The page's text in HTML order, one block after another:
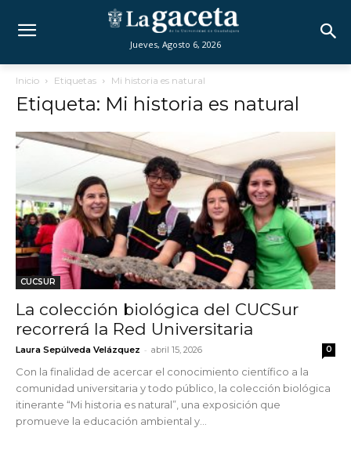
Jueves, Agosto 6, 2026
Inicio Etiquetas Mi historia es natural
Etiqueta: Mi historia es natural
CUCSUR
La colección biológica del CUCSur
recorrerá la Red Universitaria
Laura Sepúlveda Velázquez - abril 15, 2026 0
Con la finalidad de acercar el conocimiento científico a la
comunidad universitaria y todo público, la colección biológica
itinerante “Mi historia es natural”, una exposición que
promueve la educación ambiental y...